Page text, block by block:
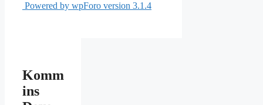
Powered by wpForo version 3.1.4
Komm
ins